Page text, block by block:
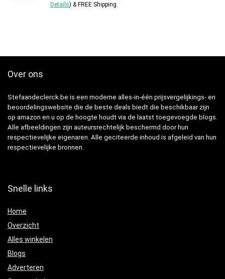
Details) & FREE Shipping
Over ons
Stefaandeclerck.be is een moderne alles-in-één prijsvergelijkings- en
beoordelingswebsite die de beste deals biedt die beschikbaar zijn
op amazon en u op de hoogte houdt via de laatst toegevoegde blogs.
Alle afbeeldingen zijn auteursrechtelijk beschermd door hun
respectievelijke eigenaren. Alle geciteerde inhoud is afgeleid van hun
respectievelijke bronnen.
Snelle links
Home
Overzicht
Alles winkelen
Blogs
Adverteren